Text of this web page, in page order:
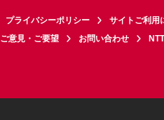
プライバシーポリシー サイトご利用
ご意見・ご要望 お問い合わせ